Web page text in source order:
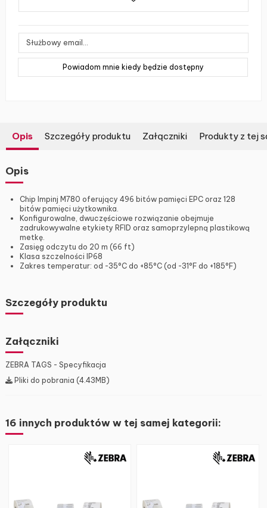
Opis Szczegóły produktu Załączniki Produkty z tej
Opis
Chip Impinj M780 oferujący 496 bitów pamięci EPC oraz 128
bitów pamięci użytkownika.
Konfigurowalne, dwuczęściowe rozwiązanie obejmuje
zadrukowywalne etykiety RFID oraz samoprzylepną plastikową
metkę.
Zasięg odczytu do 20 m (66 ft)
Klasa szczelności IP68
Zakres temperatur: od -35°C do +85°C (od -31°F do +185°F)
Szczegóły produktu
Załączniki
ZEBRA TAGS - Specyfikacja
Pliki do pobrania (4.43MB)
16 innych produktów w tej samej kategorii: